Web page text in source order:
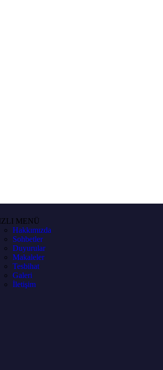
MENÜ
Hakkımızda
Sohbetler
Duyurular
Makaleler
Tesbihat
Galeri
İletişim